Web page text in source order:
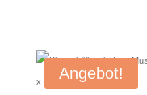
Angebot!